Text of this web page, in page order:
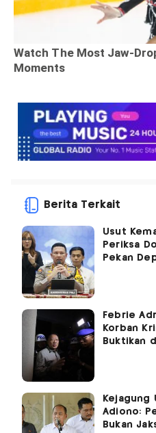
Berita Terkait
Usut
Periksa
Pekan
Febrie
Korban
Buktikan
Kejagung
Adiono:
Bukan